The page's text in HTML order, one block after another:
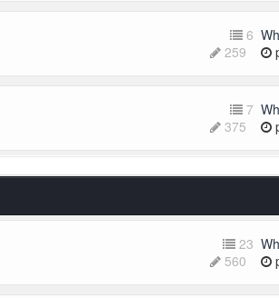
6
259
7
375
23
560